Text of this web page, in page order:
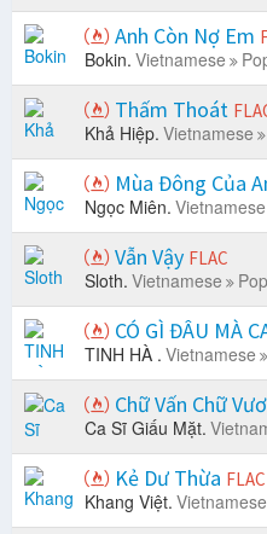
Anh Còn Nợ Em
Bokin. Vietnamese
Thấm Thoát
Khả Hiệp. Vietnamese
Mùa Đông Của
Ngọc Miên. Vietnamese
Vẫn Vậy FLAC
Sloth. Vietnamese
CÓ GÌ ĐÂU MÀ
TINH HÀ . Vietnamese
Chữ Vấn Chữ
Ca Sĩ Giấu Mặt.
Kẻ Dư Thừa FLAC
Khang Việt. Vietnamese